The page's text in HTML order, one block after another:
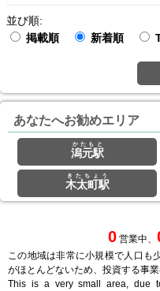
並び順:
掲載順
新着順
あなたへお勧めエリア
潟元駅
かたもと
木太町駅
きたちょう
0 営業中、
この地域は非常に小規模で人口も
がほとんどないため、投資する事業
This is a very small area, due